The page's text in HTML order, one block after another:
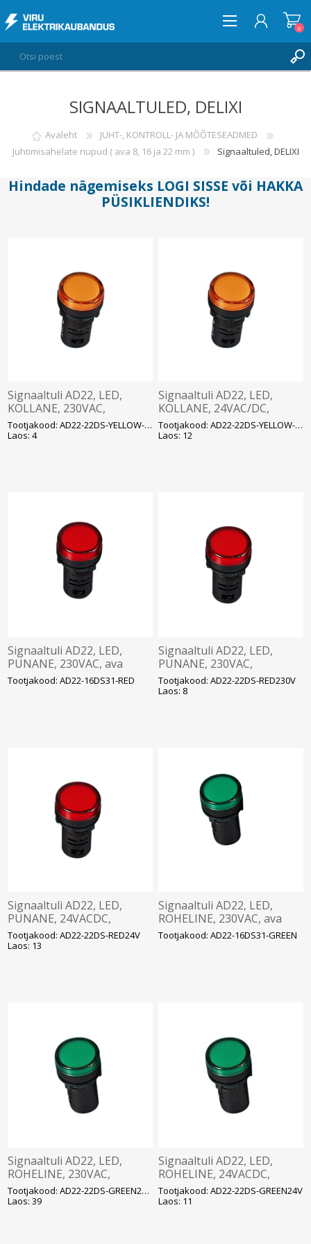
SOOVIKORV
0
SIGNAALTULED, DELIXI
Avaleht
JUHT-, KONTROLL- JA MÕÕTESEADMED
Juhtimisahelate nupud ( ava 8, 16 ja 22 mm )
Signaaltuled, DELIXI
Hindade nägemiseks LOGI SISSE või HAKKA
PÜSIKLIENDIKS!
Signaaltuli AD22, LED,
KOLLANE, 230VAC,
ava22mm, IP65, DELIXI
Tootjakood: AD22-22DS-YELLOW-230
Laos: 4
Signaaltuli AD22, LED,
KOLLANE, 24VAC/DC,
ava22mm, IP65, DELIXI
Tootjakood: AD22-22DS-YELLOW-24V
Laos: 12
Signaaltuli AD22, LED,
PUNANE, 230VAC, ava
16mm, IP65, DELIXI
Tootjakood: AD22-16DS31-RED
Signaaltuli AD22, LED,
PUNANE, 230VAC,
ava22mm, IP65, DELIXI
Tootjakood: AD22-22DS-RED230V
Laos: 8
Signaaltuli AD22, LED,
PUNANE, 24VACDC,
ava22mm, IP65, DELIXI
Tootjakood: AD22-22DS-RED24V
Laos: 13
Signaaltuli AD22, LED,
ROHELINE, 230VAC, ava
16mm, IP65, DELIXI
Tootjakood: AD22-16DS31-GREEN
Signaaltuli AD22, LED,
ROHELINE, 230VAC,
ava22mm, IP65, DELIXI
Tootjakood: AD22-22DS-GREEN230V
Laos: 39
Signaaltuli AD22, LED,
ROHELINE, 24VACDC,
ava22mm, IP65, DELIXI
Tootjakood: AD22-22DS-GREEN24V
Laos: 11